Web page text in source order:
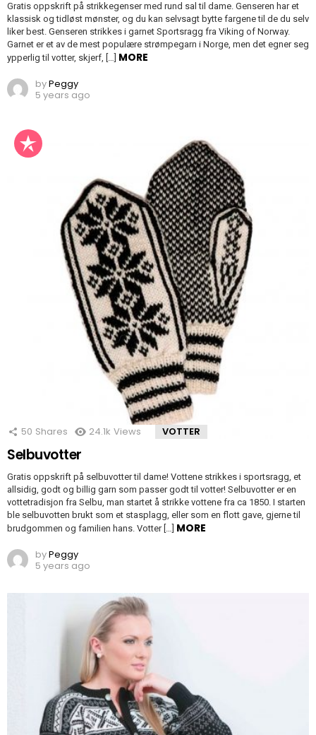
Gratis oppskrift på strikkegenser med rund sal til dame. Genseren har et
klassisk og tidløst mønster, og du kan selvsagt bytte fargene til de du selv
liker best. Genseren strikkes i garnet Sportsragg fra Viking of Norway.
Garnet er et av de mest populære strømpegarn i Norge, men det egner seg
ypperlig til votter, skjerf, […] MORE
byPeggy
5 years ago
50 Shares 24.1k Views VOTTER
Selbuvotter
Gratis oppskrift på selbuvotter til dame! Vottene strikkes i sportsragg, et
allsidig, godt og billig garn som passer godt til votter! Selbuvotter er en
vottetradisjon fra Selbu, man startet å strikke vottene fra ca 1850. I starten
ble selbuvotten brukt som et stasplagg, eller som en flott gave, gjerne til
brudgommen og familien hans. Votter […] MORE
byPeggy
5 years ago